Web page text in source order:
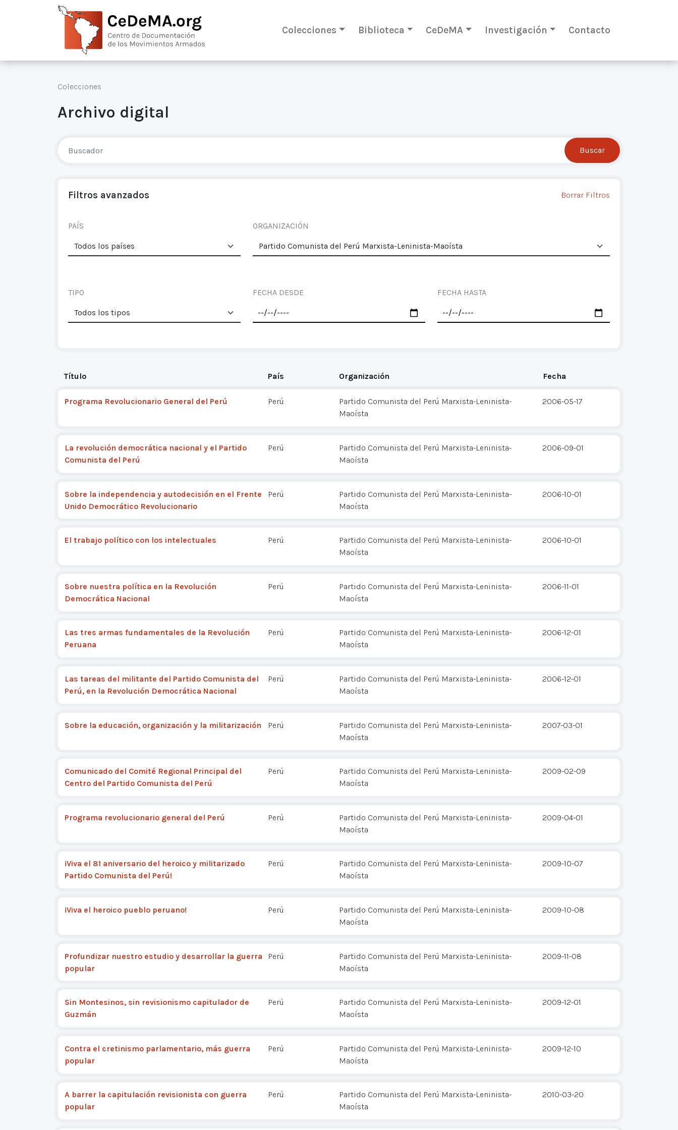
Colecciones Biblioteca CeDeMA Investigación Contacto
Colecciones
Archivo digital
Filtros avanzados Borrar Filtros
PAÍS ORGANIZACIÓN
TIPO FECHA DESDE FECHA HASTA
Título País Organización Fecha
Programa Revolucionario General del Perú Perú
Partido Comunista del Perú Marxista-Leninista-
Maoísta
2006-05-17
La revolución democrática nacional y el Partido
Comunista del Perú
Perú
Partido Comunista del Perú Marxista-Leninista-
Maoísta
2006-09-01
Sobre la independencia y autodecisión en el Frente
Unido Democrático Revolucionario
Perú
Partido Comunista del Perú Marxista-Leninista-
Maoísta
2006-10-01
El trabajo político con los intelectuales Perú
Partido Comunista del Perú Marxista-Leninista-
Maoísta
2006-10-01
Sobre nuestra política en la Revolución
Democrática Nacional
Perú
Partido Comunista del Perú Marxista-Leninista-
Maoísta
2006-11-01
Las tres armas fundamentales de la Revolución
Peruana
Perú
Partido Comunista del Perú Marxista-Leninista-
Maoísta
2006-12-01
Las tareas del militante del Partido Comunista del
Perú, en la Revolución Democrática Nacional
Perú
Partido Comunista del Perú Marxista-Leninista-
Maoísta
2006-12-01
Sobre la educación, organización y la militarización Perú
Partido Comunista del Perú Marxista-Leninista-
Maoísta
2007-03-01
Comunicado del Comité Regional Principal del
Centro del Partido Comunista del Perú
Perú
Partido Comunista del Perú Marxista-Leninista-
Maoísta
2009-02-09
Programa revolucionario general del Perú Perú
Partido Comunista del Perú Marxista-Leninista-
Maoísta
2009-04-01
¡Viva el 81 aniversario del heroico y militarizado
Partido Comunista del Perú!
Perú
Partido Comunista del Perú Marxista-Leninista-
Maoísta
2009-10-07
¡Viva el heroico pueblo peruano! Perú
Partido Comunista del Perú Marxista-Leninista-
Maoísta
2009-10-08
Profundizar nuestro estudio y desarrollar la guerra
popular
Perú
Partido Comunista del Perú Marxista-Leninista-
Maoísta
2009-11-08
Sin Montesinos, sin revisionismo capitulador de
Guzmán
Perú
Partido Comunista del Perú Marxista-Leninista-
Maoísta
2009-12-01
Contra el cretinismo parlamentario, más guerra
popular
Perú
Partido Comunista del Perú Marxista-Leninista-
Maoísta
2009-12-10
A barrer la capitulación revisionista con guerra
popular
Perú
Partido Comunista del Perú Marxista-Leninista-
Maoísta
2010-03-20